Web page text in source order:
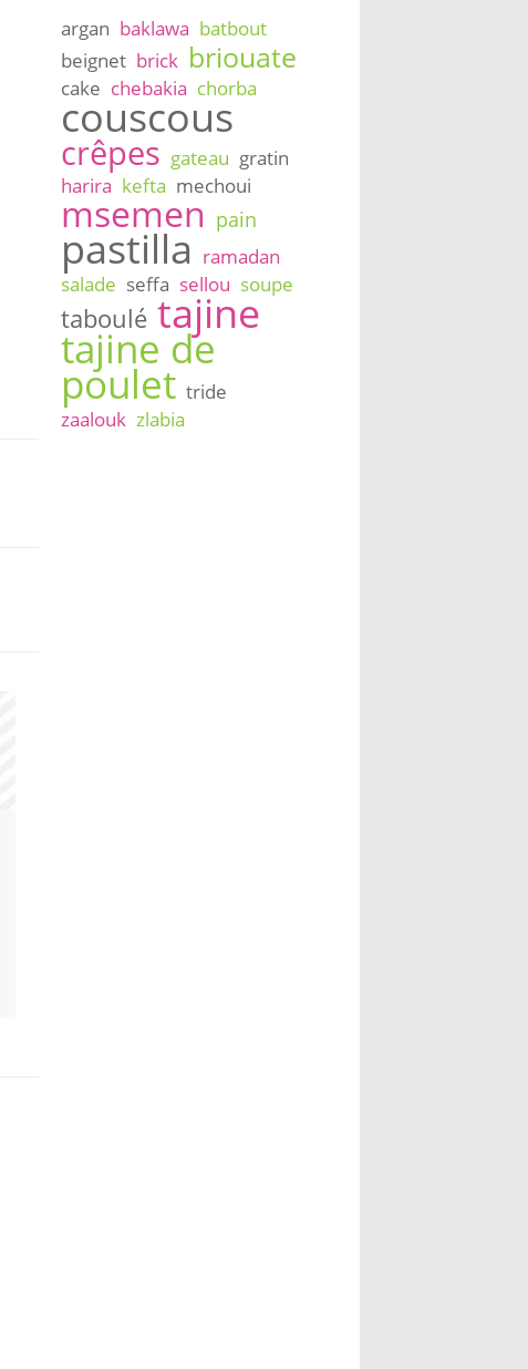
argan baklawa batbout
beignet brick briouate
cake chebakia chorba
couscous
crêpes gateau gratin
harira kefta mechoui
msemen pain
pastilla ramadan
salade seffa sellou soupe
taboulé tajine
tajine de
poulet tride
zaalouk zlabia